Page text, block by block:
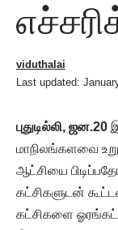
Last updated:
viduthalai
புதுடில்லி, ஜன.20
மாநிலங்களவை
ஆட்சியை
கட்சிகளுடன்
கட்சிகளை